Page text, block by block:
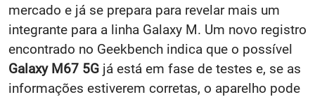
mercado e já se prepara para revelar mais um
integrante para a linha Galaxy M. Um novo registro
encontrado no Geekbench indica que o possível
Galaxy M67 5G já está em fase de testes e, se as
informações estiverem corretas, o aparelho pode